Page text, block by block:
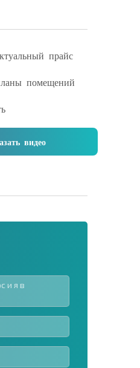
прайс
помещений
видео